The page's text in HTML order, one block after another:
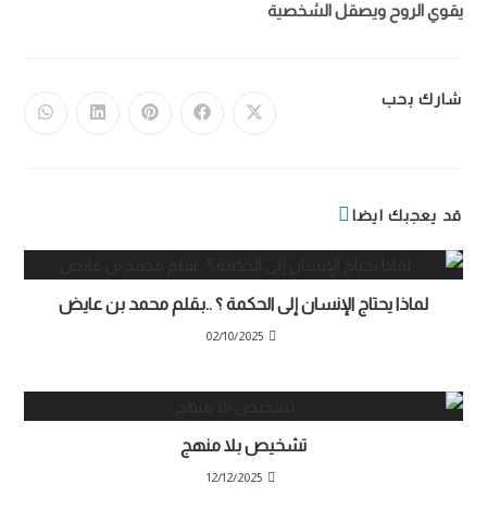
يقوي الروح ويصقل الشخصية
شارك بحب
قد يعجبك ايضا
لماذا يحتاج الإنسان إلى الحكمة ؟ ..بقلم محمد بن عايض
02/10/2025
تشخيص بلا منهج
12/12/2025